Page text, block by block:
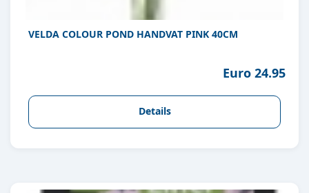
VELDA COLOUR POND HANDVAT PINK 40CM
Euro 24.95
Details